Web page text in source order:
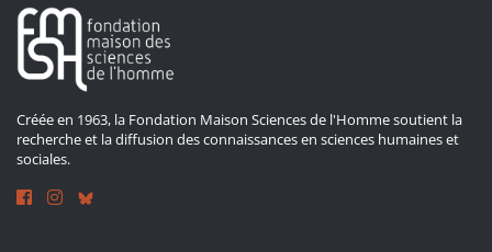
Créée en 1963, la Fondation Maison Sciences de l'Homme soutient la
recherche et la diffusion des connaissances en sciences humaines et
sociales.